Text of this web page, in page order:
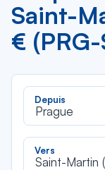
Saint-
€
Depuis
Prague
Vers
Saint-Martin